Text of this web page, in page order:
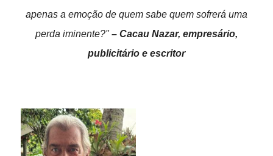
apenas a emoção de quem sabe quem sofrerá uma
perda iminente?"– Cacau Nazar, empresário,
publicitário e escritor